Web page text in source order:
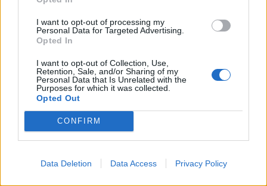
I want to opt-out of processing my
Personal Data for Targeted Advertising.
Opted In
I want to opt-out of Collection, Use,
Retention, Sale, and/or Sharing of my
Personal Data that Is Unrelated with the
Purposes for which it was collected.
Opted Out
CONFIRM
Data Deletion Data Access Privacy Policy
på Guldapan fick man byta fat efter 75 minuter.
skulle gå bra och hade hoppats på att sälja tre fat under
kvällen på de två barerna. Nu såldes det slut på åtta fat och
på båda barerna sade de att de aldrig varit med om något